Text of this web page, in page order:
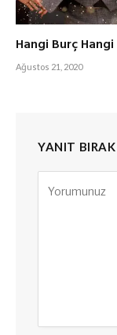
Hangi Burç
Ağustos 21, 2020
YANIT BIRAK